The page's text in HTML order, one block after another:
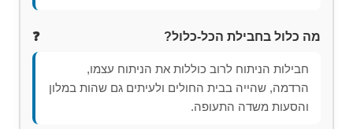
מה כלול בחבילת הכל-כלול?
חבילות הניתוח לרוב כוללות את הניתוח עצמו,
הרדמה, שהייה בבית החולים ולעיתים גם שהות במלון
והסעות משדה התעופה.